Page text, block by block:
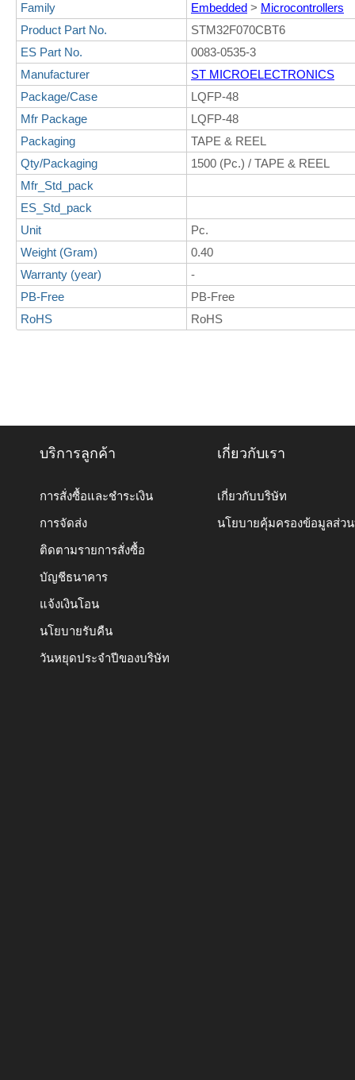
Family
Embedded > Microcontrollers
Product Part No.
STM32F070CBT6
ES Part No.
0083-0535-3
Manufacturer
ST MICROELECTRONICS
Package/Case
LQFP-48
Mfr Package
LQFP-48
Packaging
TAPE & REEL
Qty/Packaging
1500 (Pc.) / TAPE & REEL
Mfr_Std_pack
ES_Std_pack
Unit
Pc.
Weight (Gram)
0.40
Warranty (year)
-
PB-Free
PB-Free
RoHS
RoHS
บริการลูกค้า
การสั่งซื้อและชำระเงิน
การจัดส่ง
ติดตามรายการสั่งซื้อ
บัญชีธนาคาร
แจ้งเงินโอน
นโยบายรับคืน
วันหยุดประจำปีของบริษัท
เกี่ยวกับเรา
เกี่ยวกับบริษัท
นโยบายคุ้มครองข้อมูลส่ว